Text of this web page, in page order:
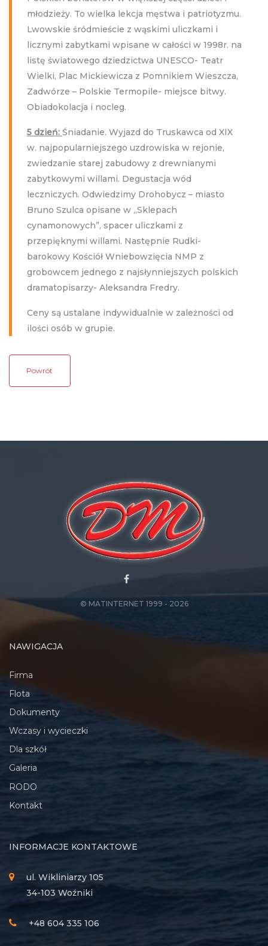
młodzieży. To wielka lekcja męstwa i patriotyzmu.
Lwowskie śródmieście z wąskimi uliczkami i
licznymi zabytkami wpisane w całości w 1998r. na
listę światowego dziedzictwa UNESCO- Teatr
Wielki, Plac Mickiewicza z Pomnikiem Wieszcza,
Zadwórze – Polskie Termopile- miejsce bitwy.
Obiadokolacja i nocleg.
5 dzień: Śniadanie. Wyjazd do Truskawca od XIX
w. najpopularniejszego uzdrowiska w rejonie,
zwiedzanie starej zabudowy z drewnianymi
zabytkowymi willami. Degustacja wód
leczniczych. Odwiedzimy Drohobycz – miasto
Bruno Szulca opisane w ,,Sklepach
cynamonowych”, spacer uliczkami z
przepięknymi willami. Następnie Rudki-
barokowy Kościół Wniebowzięcia NMP z
grobowcem jednego z najsłynniejszych polskich
dramatopisarzy- Aleksandra Fredry.
Ceny są ustalane indywidualnie w zależności od
ilości osób w grupie.
Powrót
© MATINTERNET 1999 - 2026
NAWIGACJA
Firma
Flota
Dokumenty
Wczasy i wycieczki
Dla szkół
Galeria
RODO
Kontakt
INFORMACJE KONTAKTOWE
ul. Wikliniarzy 105
34-103 Woźniki
+48 604 335 106